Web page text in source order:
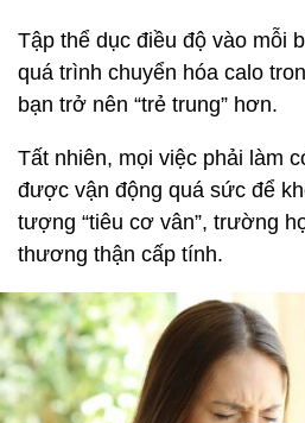
Tập thể dục điều độ vào mỗi
quá trình chuyển hóa calo
bạn trở nên “trẻ trung” hơn.
Tất nhiên, mọi việc phải làm
được vận động quá sức để
tượng “tiêu cơ vân”, trường
thương thận cấp tính.